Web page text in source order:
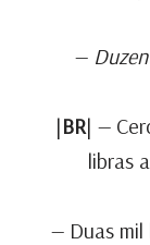
—
|BR| —
libras
— Duas mil